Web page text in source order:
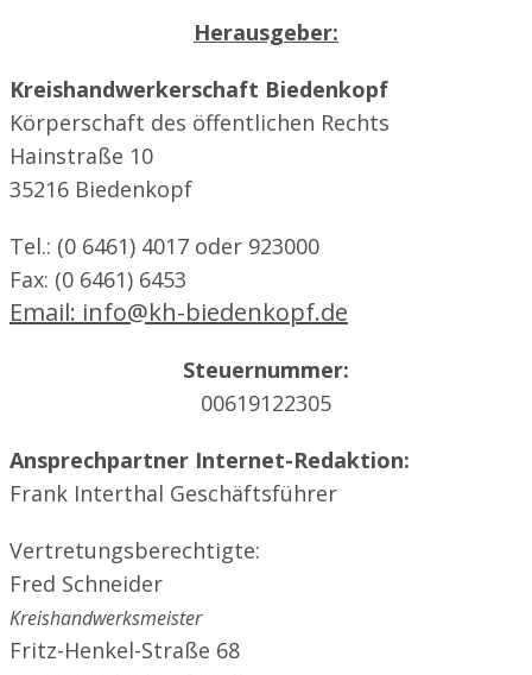
Herausgeber:
Kreishandwerkerschaft Biedenkopf
Körperschaft des öffentlichen Rechts
Hainstraße 10
35216 Biedenkopf
Tel.: (0 6461) 4017 oder 923000
Fax: (0 6461) 6453
Email: info@kh-biedenkopf.de
Steuernummer:
00619122305
Ansprechpartner Internet-Redaktion:
Frank Interthal Geschäftsführer
Vertretungsberechtigte:
Fred Schneider
Kreishandwerksmeister
Fritz-Henkel-Straße 68